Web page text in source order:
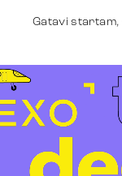
Gatavi startam,